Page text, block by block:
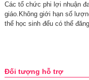
Các tổ chức phi lợi nhuận
giáo.Không giới hạn số
thể học sinh đểu có thể
Đối tượng hỗ trợ